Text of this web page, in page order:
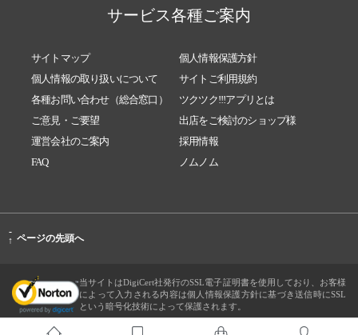
サービス各種ご案内
サイトマップ
個人情報保護方針
個人情報の取り扱いについて
サイトご利用規約
各種お問い合わせ（総合窓口）
ツクツク!!!アプリとは
ご意見・ご要望
出店をご検討のショップ様
運営会社のご案内
採用情報
FAQ
ノムノム
-
↑ ページの先頭へ
当サイトはDigiCert社発行のSSL電子証明書を使用しており、お客様
によって入力される内容は個人情報保護方針に基づき送信時にSSL
という暗号化技術によって保護されます。